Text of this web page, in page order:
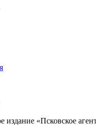
издание «Псковское